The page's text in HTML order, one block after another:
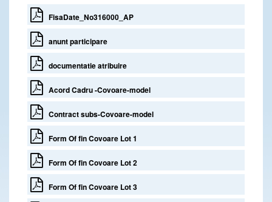
FisaDate_No316000_AP
anunt participare
documentatie atribuire
Acord Cadru -Covoare-model
Contract subs-Covoare-model
Form Of fin Covoare Lot 1
Form Of fin Covoare Lot 2
Form Of fin Covoare Lot 3